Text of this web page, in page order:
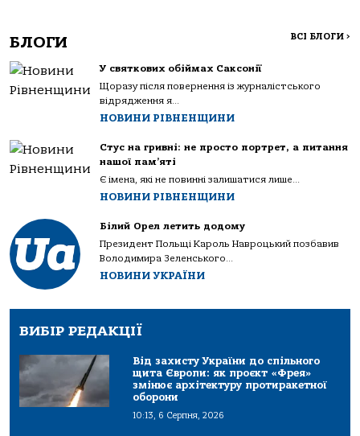
БЛОГИ ВСІ БЛОГИ >
У святкових обіймах Саксонії
Щоразу після повернення із журналістського
відрядження я...
НОВИНИ РІВНЕНЩИНИ
Стус на гривні: не просто портрет, а питання
нашої пам’яті
Є імена, які не повинні залишатися лише...
НОВИНИ РІВНЕНЩИНИ
Білий Орел летить додому
Президент Польщі Кароль Навроцький позбавив
Володимира Зеленського...
НОВИНИ УКРАЇНИ
ВИБІР РЕДАКЦІЇ
Від захисту України до спільного
щита Європи: як проєкт «Фрея»
змінює архітектуру протиракетної
оборони
10:13, 6 Серпня, 2026